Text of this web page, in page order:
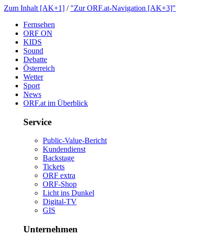
ZumInhalt[AK+1] / "ZurORF.at-Navigation[AK+3]"
Fernsehen
ORFON
KIDS
Sound
Debatte
Österreich
Wetter
Sport
News
ORF.atimÜberblick
Service
Public-Value-Bericht
Kundendienst
Backstage
Tickets
ORFextra
ORF-Shop
LichtinsDunkel
Digital-TV
GIS
Unternehmen